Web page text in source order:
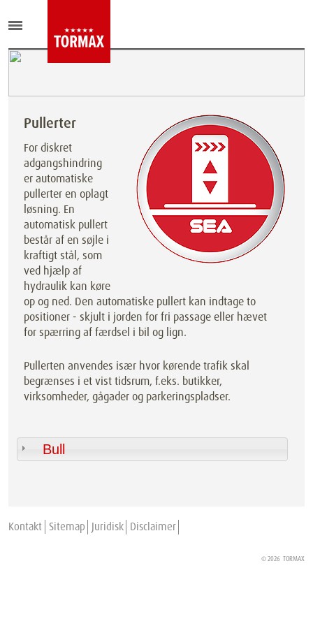
Pullerter
For diskret
adgangshindring
er automatiske
pullerter en oplagt
løsning. En
automatisk pullert
består af en søjle i
kraftigt stål, som
ved hjælp af
hydraulik kan køre
op og ned. Den automatiske pullert kan indtage to
positioner - skjult i jorden for fri passage eller hævet
for spærring af færdsel i bil og lign.
Pullerten anvendes især hvor kørende trafik skal
begrænses i et vist tidsrum, f.eks. butikker,
virksomheder, gågader og parkeringspladser.
Bull
Kontakt Sitemap Juridisk Disclaimer
© 2026 TORMAX